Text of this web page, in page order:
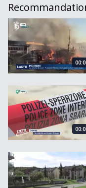
15 ans, 15 archives:
Féminicide confirmé
Véhicules incendiés